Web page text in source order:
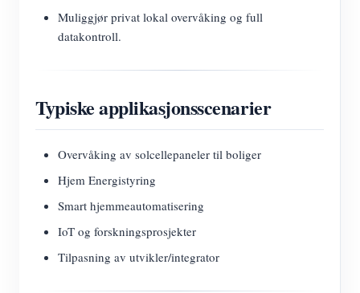
Muliggjør privat lokal overvåking og full
datakontroll.
Typiske applikasjonsscenarier
Overvåking av solcellepaneler til boliger
Hjem Energistyring
Smart hjemmeautomatisering
IoT og forskningsprosjekter
Tilpasning av utvikler/integrator